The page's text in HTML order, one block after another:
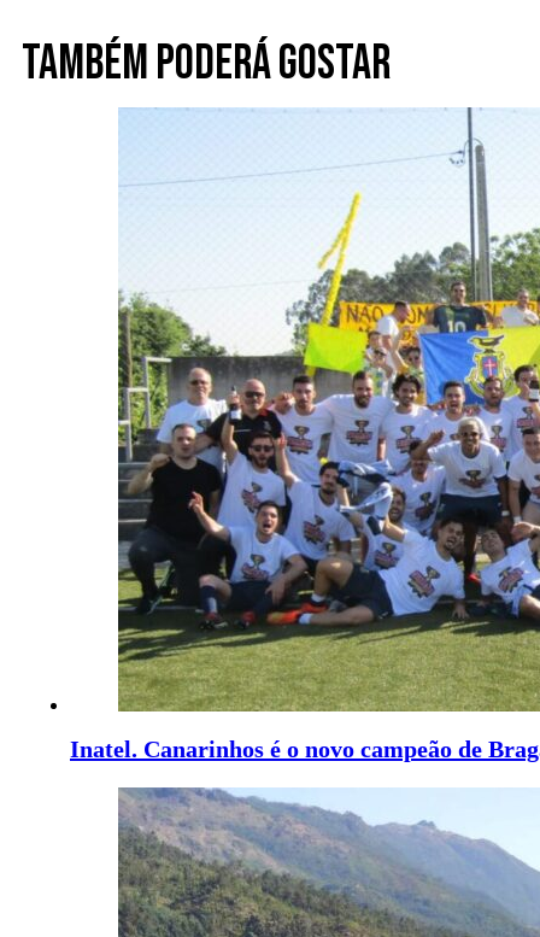
Também poderá gostar
Inatel. Canarinhos é o novo campeão de